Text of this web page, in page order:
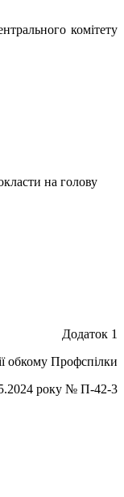
комітету
на голову
Додаток 1
обкому Профспілки
року № П-42-3